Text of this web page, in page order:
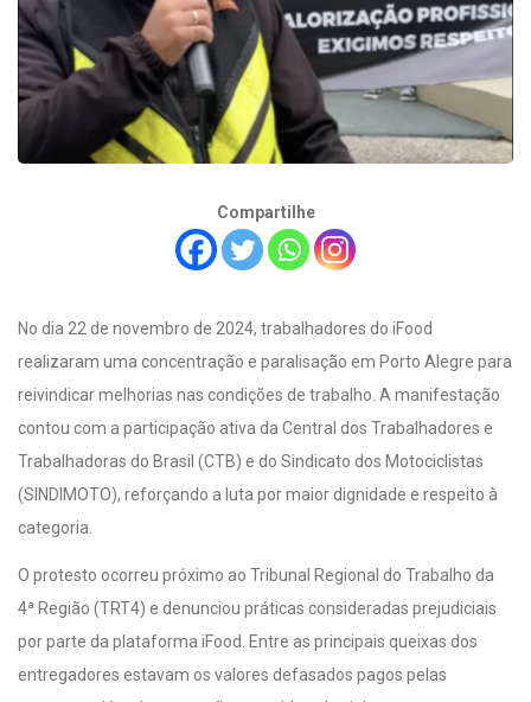
Compartilhe
No dia 22 de novembro de 2024, trabalhadores do iFood
realizaram uma concentração e paralisação em Porto Alegre para
reivindicar melhorias nas condições de trabalho. A manifestação
contou com a participação ativa da Central dos Trabalhadores e
Trabalhadoras do Brasil (CTB) e do Sindicato dos Motociclistas
(SINDIMOTO), reforçando a luta por maior dignidade e respeito à
categoria.
O protesto ocorreu próximo ao Tribunal Regional do Trabalho da
4ª Região (TRT4) e denunciou práticas consideradas prejudiciais
por parte da plataforma iFood. Entre as principais queixas dos
entregadores estavam os valores defasados pagos pelas